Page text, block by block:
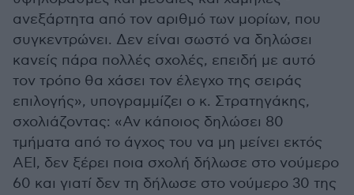
ανεξάρτητα από τον αριθμό των μορίων, που
συγκεντρώνει. Δεν είναι σωστό να δηλώσει
κανείς πάρα πολλές σχολές, επειδή με αυτό
τον τρόπο θα χάσει τον έλεγχο της σειράς
επιλογής», υπογραμμίζει ο κ. Στρατηγάκης,
σχολιάζοντας: «Αν κάποιος δηλώσει 80
τμήματα από το άγχος του να μη μείνει εκτός
ΑΕΙ, δεν ξέρει ποια σχολή δήλωσε στο νούμερο
60 και γιατί δεν τη δήλωσε στο νούμερο 30 της